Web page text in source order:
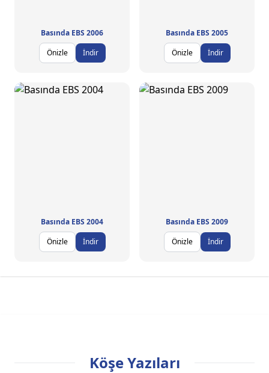
Basında EBS 2006
Önizle
İndir
Basında EBS 2005
Önizle
İndir
Basında EBS 2004
Önizle
İndir
Basında EBS 2009
Önizle
İndir
Köşe Yazıları